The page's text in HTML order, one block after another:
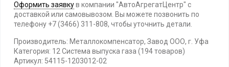
Оформить заявкув компании "АвтоАгрегатЦентр" с
доставкой или самовывозом. Вы можете позвонить по
телефону +7 (3466) 311-808, чтобы уточнить детали.
Производитель: Металлокомпенсатор, Завод ООО, г. Уфа
Категория: 12 Система выпуска газа (194 товаров)
Артикул: 54115-1203012-02